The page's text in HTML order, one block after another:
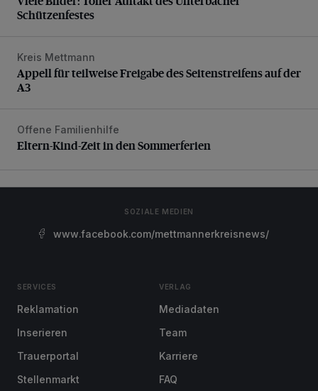
Schützenfestes
Appell für teilweise Freigabe des Seitenstreifens auf der A3
Kreis Mettmann
Appell für teilweise Freigabe des Seitenstreifens auf der
A3
Eltern-Kind-Zeit in den Sommerferien
Offene Familienhilfe
Eltern-Kind-Zeit in den Sommerferien
SOZIALE MEDIEN
www.facebook.com/mettmannerkreisnews/
SERVICES
Reklamation
Inserieren
Trauerportal
Stellenmarkt
VERLAG
Mediadaten
Team
Karriere
FAQ